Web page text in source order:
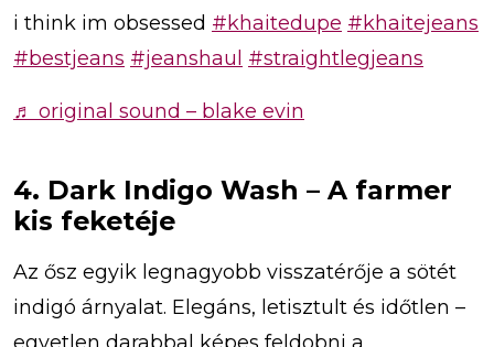
i think im obsessed #khaitedupe #khaitejeans
#bestjeans #jeanshaul #straightlegjeans
♬ original sound – blake evin
4. Dark Indigo Wash – A farmer
kis feketéje
Az ősz egyik legnagyobb visszatérője a sötét
indigó árnyalat. Elegáns, letisztult és időtlen –